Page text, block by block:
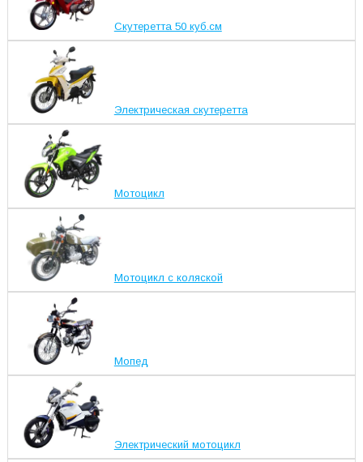
Скутеретта 50 куб.см
Электрическая скутеретта
Мотоцикл
Мотоцикл с коляской
Мопед
Электрический мотоцикл